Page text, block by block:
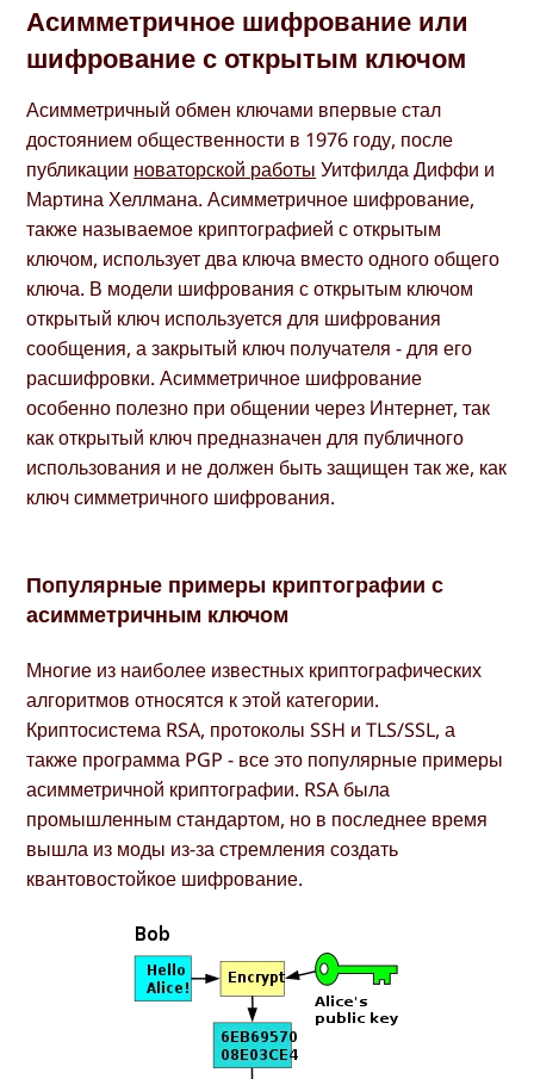
Асимметричное шифрование или
шифрование с открытым ключом
Асимметричный обмен ключами впервые стал
достоянием общественности в 1976 году, после
публикации новаторской работы Уитфилда Диффи и
Мартина Хеллмана. Асимметричное шифрование,
также называемое криптографией с открытым
ключом, использует два ключа вместо одного общего
ключа. В модели шифрования с открытым ключом
открытый ключ используется для шифрования
сообщения, а закрытый ключ получателя - для его
расшифровки. Асимметричное шифрование
особенно полезно при общении через Интернет, так
как открытый ключ предназначен для публичного
использования и не должен быть защищен так же, как
ключ симметричного шифрования.
Популярные примеры криптографии с
асимметричным ключом
Многие из наиболее известных криптографических
алгоритмов относятся к этой категории.
Криптосистема RSA, протоколы SSH и TLS/SSL, а
также программа PGP - все это популярные примеры
асимметричной криптографии. RSA была
промышленным стандартом, но в последнее время
вышла из моды из-за стремления создать
квантовостойкое шифрование.